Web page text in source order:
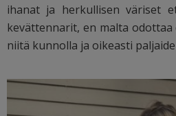
ihanat ja herkullisen väriset
kevättennarit, en malta
niitä kunnolla ja oikeasti